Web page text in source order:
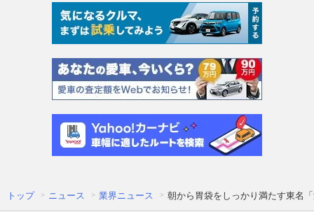
トップ ニュース 業界ニュース 朝から胃袋をしっかり満たす東名